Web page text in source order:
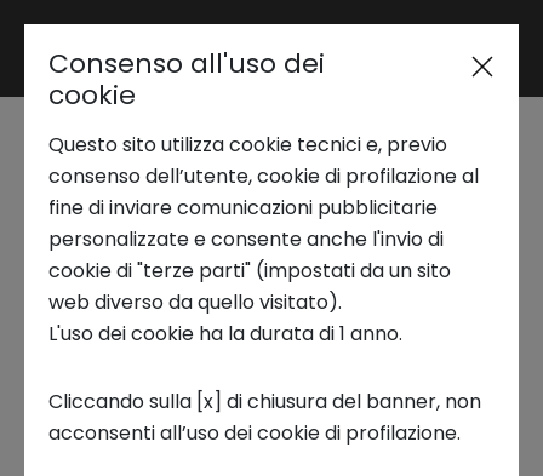
Area riservata
Trend Analysis
Applied Research
Startup Development
Business Transformation
Techstars
Transformative World
Torino presenta le 12
2024
Consenso all'uso dei
cookie
Questo sito utilizza cookie tecnici e, previo
consenso dell’utente, cookie di profilazione al
fine di inviare comunicazioni pubblicitarie
personalizzate e consente anche l'invio di
cookie di "terze parti" (impostati da un sito
web diverso da quello visitato).
L'uso dei cookie ha la durata di 1 anno.
Cliccando sulla [x] di chiusura del banner, non
acconsenti all’uso dei cookie di profilazione.